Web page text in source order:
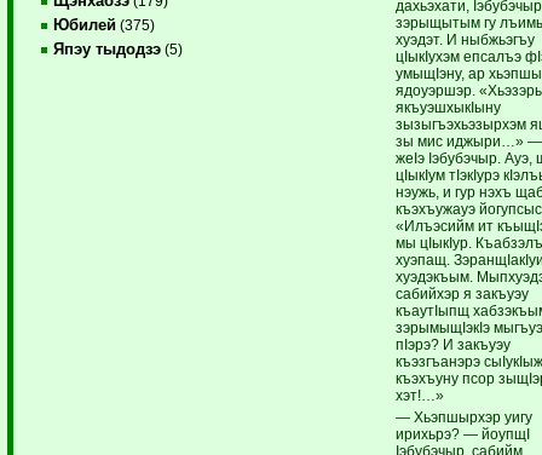
Юбилей (375)
Япэу тыдодзэ (5)
дахьэхати,
зэрыщытым гу
хуэдэт. И ныбжьэгъу
цIыкIухэм епсалъэ
умыщIэну, ар
ядоуэршэр.
якъуэшхыкIыну
зызыгъэхьэзырхэм
зы мис иджыри…» —
жеIэ Iэбубэчыр. Ауэ,
цIыкIум тIэкIурэ
нэужь, и гур нэхъ
къэхъужауэ
«Илъэсийм ит
мы цIыкIур.
хуэпащ.
хуэдэкъым.
сабийхэр я закъуэу
къаутIыпщ
зэрымыщIэкIэ
пIэрэ? И закъуэу
къэзгъанэрэ
къэхъуну псор
хэт!…»
— Хьэпшырхэр уигу
ирихьрэ? — йоупщI
Iэбубэчыр, сабийм